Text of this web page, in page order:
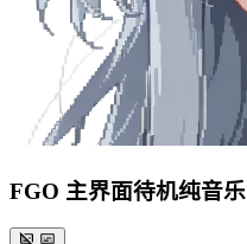
FGO 主界面待机纯音乐